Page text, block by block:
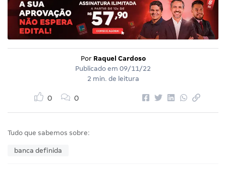
Por Raquel Cardoso
Publicado em 09/11/22
2 min. de leitura
0 0
Tudo que sabemos sobre:
banca definida